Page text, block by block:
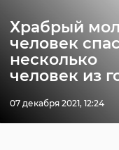
Храбрый
человек
несколько
человек из
07 декабря 2021, 12:24